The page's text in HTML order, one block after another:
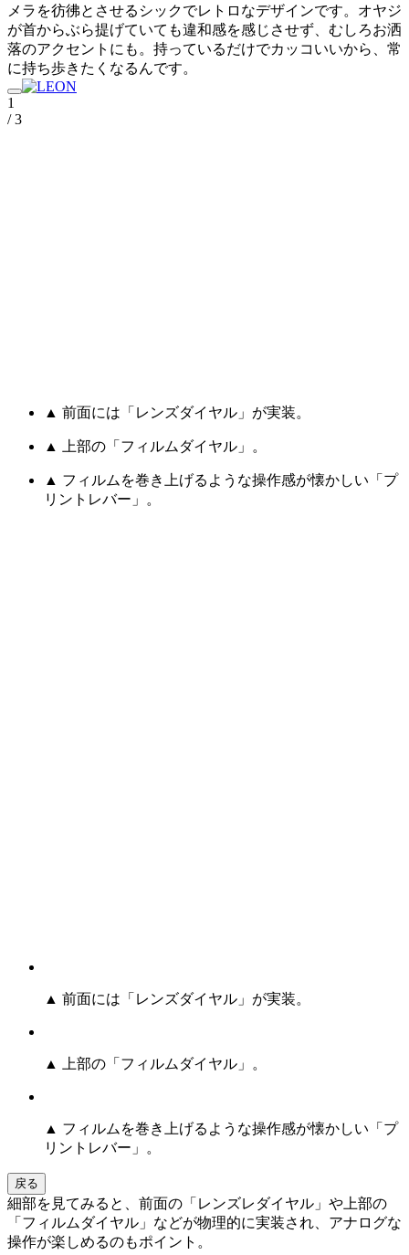
メラを彷彿とさせるシックでレトロなデザインです。オヤジ
が首からぶら提げていても違和感を感じさせず、むしろお洒
落のアクセントにも。持っているだけでカッコいいから、常
に持ち歩きたくなるんです。
1
/ 3
▲ 前面には「レンズダイヤル」が実装。
▲ 上部の「フィルムダイヤル」。
▲ フィルムを巻き上げるような操作感が懐かしい「プ
リントレバー」。
▲ 前面には「レンズダイヤル」が実装。
▲ 上部の「フィルムダイヤル」。
▲ フィルムを巻き上げるような操作感が懐かしい「プ
リントレバー」。
戻る
細部を見てみると、前面の「レンズレダイヤル」や上部の
「フィルムダイヤル」などが物理的に実装され、アナログな
操作が楽しめるのもポイント。